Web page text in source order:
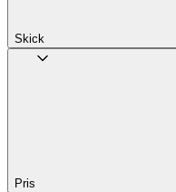
Skick
Pris